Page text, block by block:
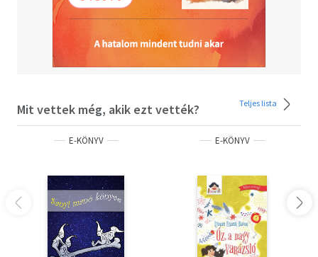
A letöltéssel kapcsolatos kérdésekreitttalálhat választ.
Mit vettek még, akik ezt vették? Teljes lista
E-KÖNYV E-KÖNYV